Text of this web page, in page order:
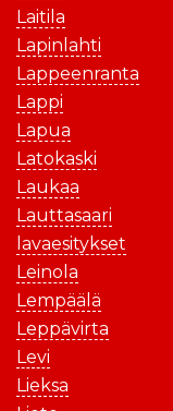
Laitila
Lapinlahti
Lappeenranta
Lappi
Lapua
Latokaski
Laukaa
Lauttasaari
lavaesitykset
Leinola
Lempäälä
Leppävirta
Levi
Lieksa